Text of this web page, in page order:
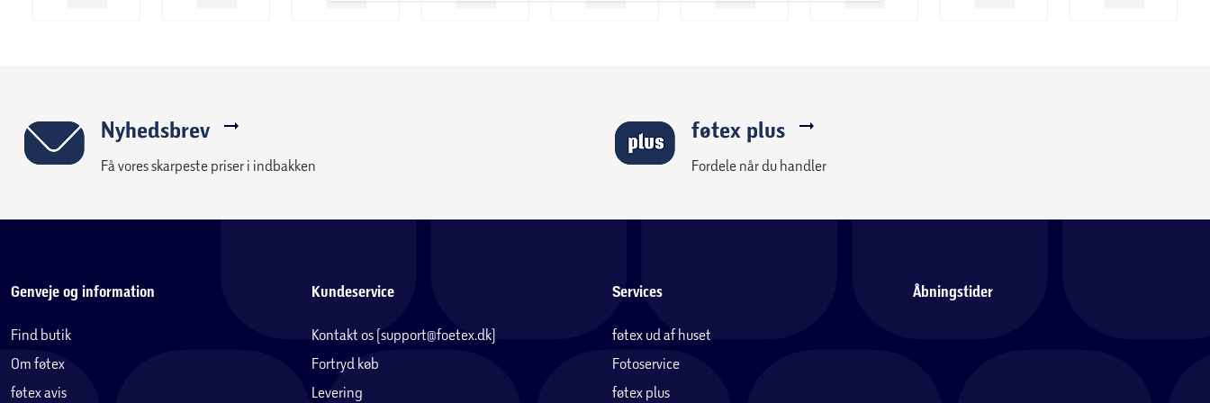
Nyhedsbrev
Få vores skarpeste priser i indbakken
føtex plus
Fordele når du handler
Genveje og information
Find butik
Om føtex
føtex avis
Kundeservice
Kontakt os (support@foetex.dk)
Fortryd køb
Levering
Services
føtex ud af huset
Fotoservice
føtex plus
Åbningstider